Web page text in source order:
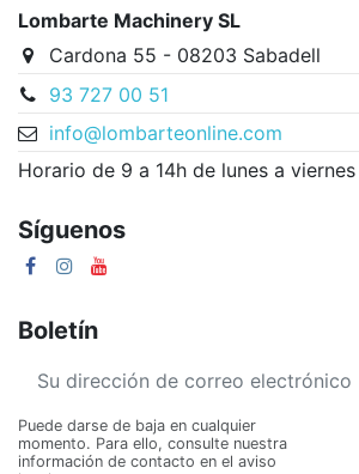
Lombarte Machinery SL
Cardona 55 - 08203 Sabadell
93 727 00 51
info@lombarteonline.com
Horario de 9 a 14h de lunes a viernes
Síguenos
Boletín
Puede darse de baja en cualquier
momento. Para ello, consulte nuestra
información de contacto en el aviso